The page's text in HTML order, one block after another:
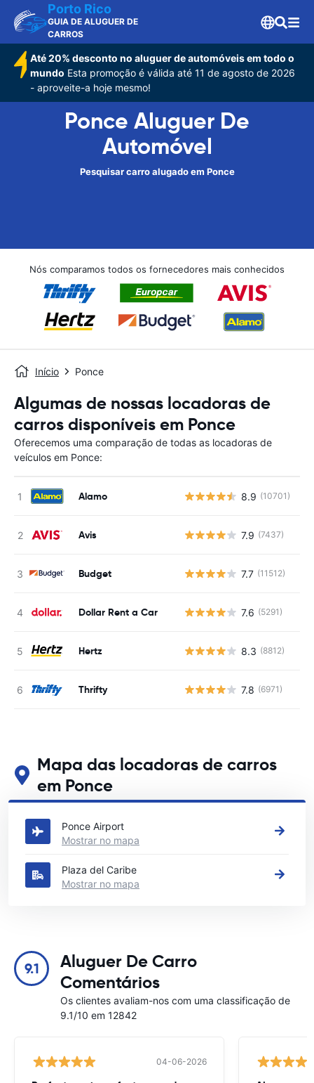
Porto Rico
GUIA DE ALUGUER DE
CARROS
Até 20% desconto no aluguer de automóveis em todo o
mundo Esta promoção é válida até 11 de agosto de 2026
- aproveite-a hoje mesmo!
Ponce Aluguer De
Automóvel
Pesquisar carro alugado em Ponce
Nós comparamos todos os fornecedores mais conhecidos
Início Ponce
Algumas de nossas locadoras de
carros disponíveis em Ponce
Oferecemos uma comparação de todas as locadoras de
veículos em Ponce:
Alamo 8.9 (10701)
Avis 7.9 (7437)
Budget 7.7 (11512)
Dollar Rent a Car 7.6 (5291)
Hertz 8.3 (8812)
Thrifty 7.8 (6971)
Mapa das locadoras de carros
em Ponce
Veja nossos principais locais de aluguel de carros em Ponce
Ponce Airport
Mostrar no mapa
Plaza del Caribe
Mostrar no mapa
9.1
Aluguer De Carro
Comentários
Os clientes avaliam-nos com uma classificação de
9.1/10 em 12842
04-06-2026